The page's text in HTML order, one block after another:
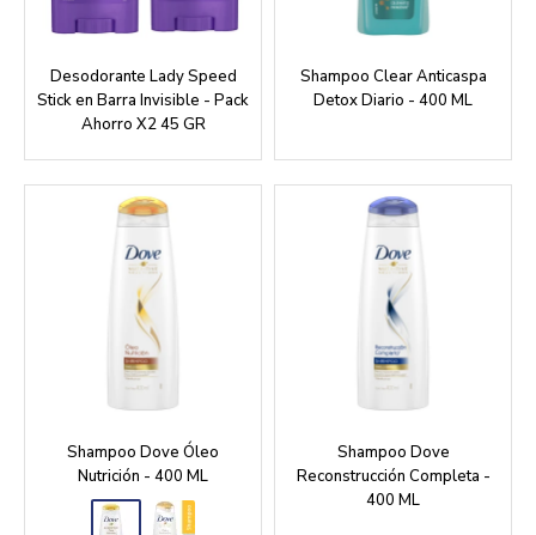
Desodorante Lady Speed
Stick en Barra Invisible - Pack
Ahorro X2 45 GR
Shampoo Clear Anticaspa
Detox Diario - 400 ML
Shampoo Dove Óleo
Nutrición - 400 ML
Shampoo Dove
Reconstrucción Completa -
400 ML